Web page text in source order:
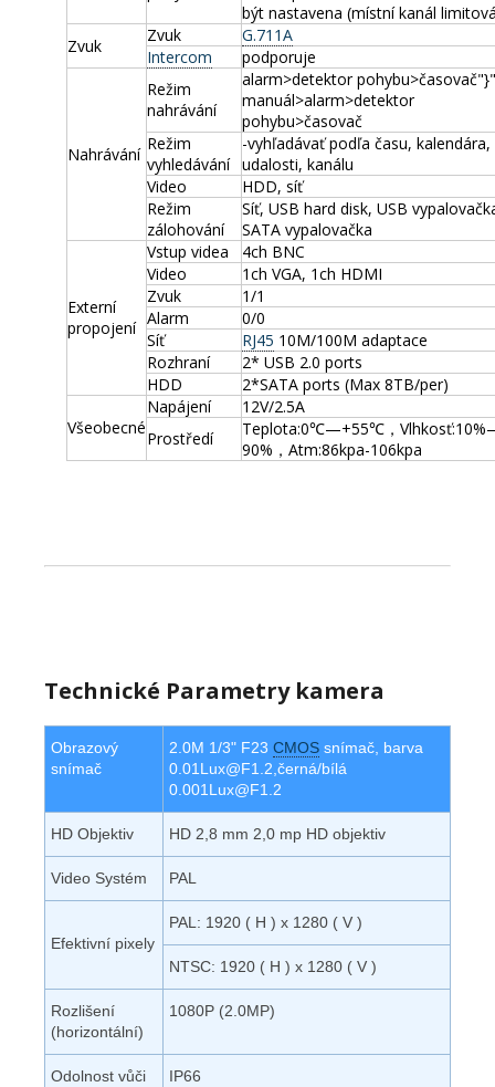
být nastavena (místní kanál
Zvuk
Zvuk
G.711A
Intercom
podporuje
Nahrávání
Režim
nahrávání
alarm>detektor
manuál>alarm>detektor
pohybu>časovač
Režim
vyhledávání
-vyhľadávať podľa času, kalendára,
udalosti, kanálu
Video
HDD, síť
Režim
zálohování
Síť, USB hard disk, USB
SATA vypalovačka
Externí
propojení
Vstup videa
4ch BNC
Video
1ch VGA, 1ch HDMI
Zvuk
1/1
Alarm
0/0
Síť
RJ45 10M/100M adaptace
Rozhraní
2* USB 2.0 ports
HDD
2*SATA ports (Max 8TB/per)
Všeobecné
Napájení
12V/2.5A
Prostředí
Teplota:0℃—+55℃，
90%，Atm:86kpa-106kpa
Technické Parametry kamera
Obrazový
snímač
2.0M 1/3" F23 CMOS snímač, barva
0.01Lux@F1.2,černá/bílá
0.001Lux@F1.2
HD Objektiv HD 2,8 mm 2,0 mp HD objektiv
Video Systém PAL
Efektivní pixely
PAL: 1920 ( H ) x 1280 ( V )
NTSC: 1920 ( H ) x 1280 ( V )
Rozlišení
(horizontální)
1080P (2.0MP)
Odolnost vůči
IP66